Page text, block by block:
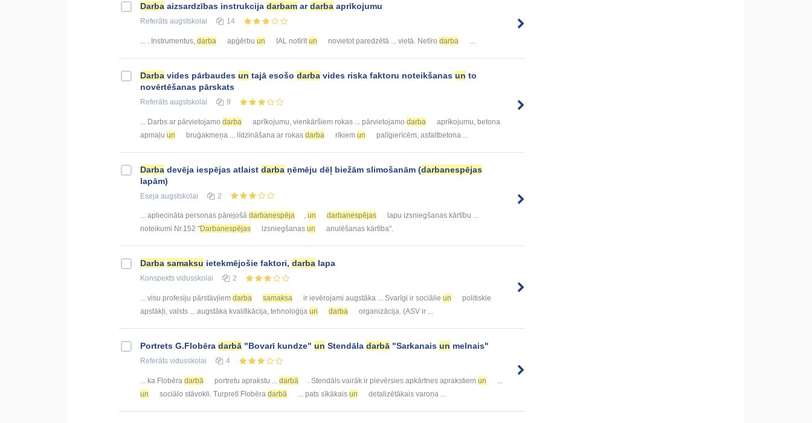
Darba aizsardzības instrukcija darbam ardarba aprīkojumu
Referāts augstskolai 14
... . Instrumentus, darba apģērbu un IAL notīrīt un novietot paredzētā ... vietā. Netīro darba
Darba vides pārbaudes un tajā esošo darba vides riska faktoru noteikšanas un to
novērtēšanas pārskats
Referāts augstskolai 9
... Darbs ar pārvietojamo darba aprīkojumu, vienkāršiem rokas ... pārvietojamo darba
aprīkojumu, betona
apmaļu un bruģakmeņa ... līdzināšana ar rokas darba rīkiem un palīgierīcēm, asfaltbetona ...
Darba devēja iespējas atlaist darba ņēmēju dēļ biežām slimošanām (darbanespējas
lapām)
Eseja augstskolai 2
... apliecināta personas pārejošā darbanespēja , un darbanespējas
lapu izsniegšanas kārtību ...
noteikumi Nr.152 "Darbanespējas izsniegšanas un anulēšanas kārtība".
Darba samaksu ietekmējošie faktori, darba lapa
Konspekts vidusskolai 2
... visu profesiju pārstāvjiem darba samaksa ir ievērojami augstāka ... Svarīgi ir sociālie un
politiskie
apstākļi, valsts ... augstāka kvalifikācija, tehnoloģija un darba organizācija. (ASV ir ...
Portrets G.Flobēra darbā "Bovarī kundze" un Stendāla darbā "Sarkanais un melnais"
Referāts vidusskolai 4
... ka Flobēra darbā portretu aprakstu ... darbā . Stendāls vairāk ir pievērsies apkārtnes aprakstiem un
...
un
sociālo stāvokli. Turpretī Flobēra darbā ... pats sīkākais un detalizētākais varoņa ...